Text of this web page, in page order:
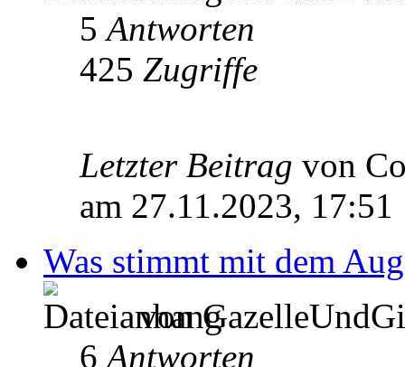
5Antworten
425 Zugriffe
Letzter Beitrag von
am 27.11.2023, 17:51
Was stimmt mit dem
von
6 Antworten